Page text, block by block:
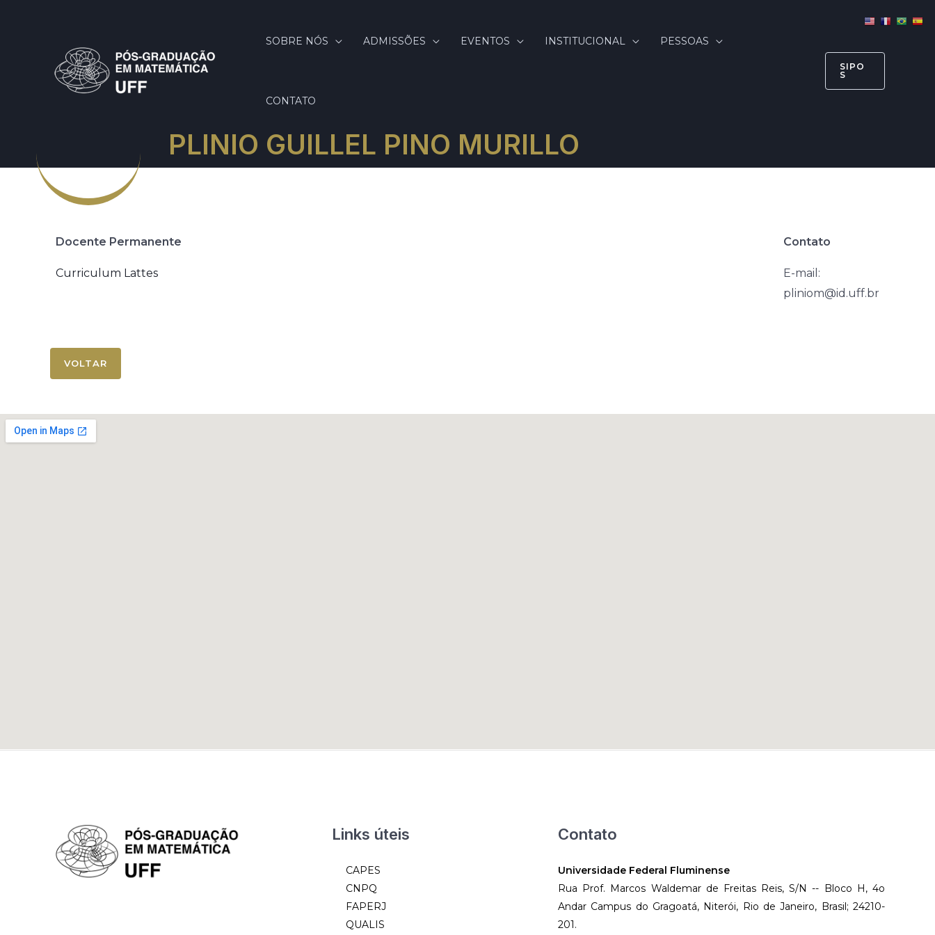
SOBRE NÓS ADMISSÕES EVENTOS INSTITUCIONAL PESSOAS
CONTATO
SIPO
S
PLINIO GUILLEL PINO MURILLO
Docente Permanente
Curriculum Lattes
Contato
E-mail:
pliniom@id.uff.br
VOLTAR
Links úteis
CAPES
CNPQ
FAPERJ
QUALIS
Contato
Universidade Federal Fluminense
Rua Prof. Marcos Waldemar de Freitas Reis, S/N -- Bloco H, 4o
Andar Campus do Gragoatá, Niterói, Rio de Janeiro, Brasil; 24210-
201.